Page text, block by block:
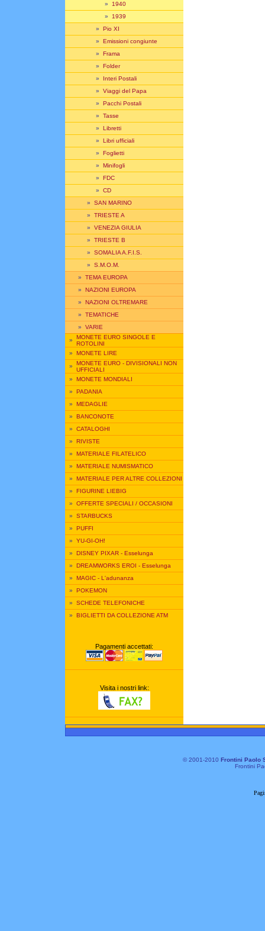
» 1940
» 1939
» Pio XI
» Emissioni congiunte
» Frama
» Folder
» Interi Postali
» Viaggi del Papa
» Pacchi Postali
» Tasse
» Libretti
» Libri ufficiali
» Foglietti
» Minifogli
» FDC
» CD
» SAN MARINO
» TRIESTE A
» VENEZIA GIULIA
» TRIESTE B
» SOMALIA A.F.I.S.
» S.M.O.M.
» TEMA EUROPA
» NAZIONI EUROPA
» NAZIONI OLTREMARE
» TEMATICHE
» VARIE
» MONETE EURO SINGOLE E
ROTOLINI
» MONETE LIRE
» MONETE EURO - DIVISIONALI NON
UFFICIALI
» MONETE MONDIALI
» PADANIA
» MEDAGLIE
» BANCONOTE
» CATALOGHI
» RIVISTE
» MATERIALE FILATELICO
» MATERIALE NUMISMATICO
» MATERIALE PER ALTRE COLLEZIONI
» FIGURINE LIEBIG
» OFFERTE SPECIALI / OCCASIONI
» STARBUCKS
» PUFFI
» YU-GI-OH!
» DISNEY PIXAR - Esselunga
» DREAMWORKS EROI - Esselunga
» MAGIC - L'adunanza
» POKEMON
» SCHEDE TELEFONICHE
» BIGLIETTI DA COLLEZIONE ATM
Pagamenti accettati:
Visita i nostri link:
© 2001-2010 Frontini Paolo
Frontini